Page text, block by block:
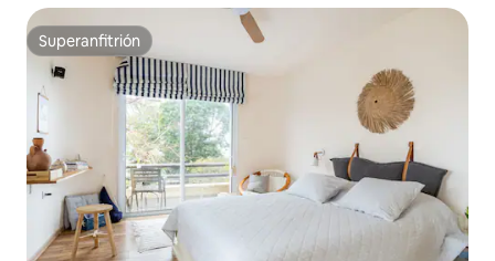
Superanfitrión
Superanfitrión